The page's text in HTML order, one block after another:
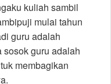
kuliah sambil
mulai tahun
guru adalah
guru adalah
membagikan